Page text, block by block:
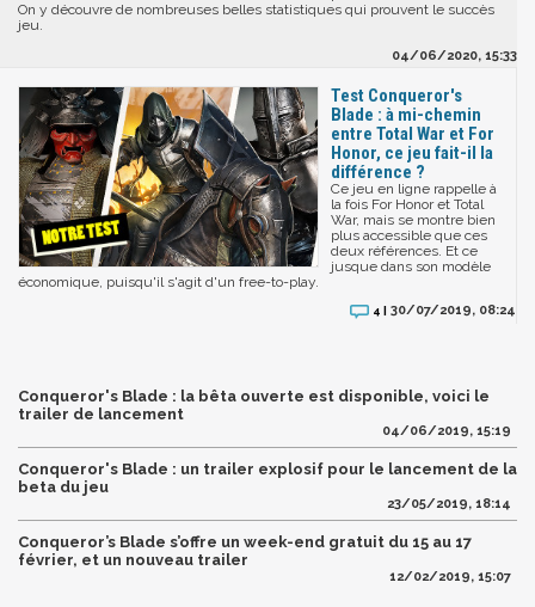
On y découvre de nombreuses belles statistiques qui prouvent le succès
jeu.
04/06/2020, 15:33
Test Conqueror's
Blade : à mi-chemin
entre Total War et For
Honor, ce jeu fait-il la
différence ?
Ce jeu en ligne rappelle à
la fois For Honor et Total
War, mais se montre bien
plus accessible que ces
deux références. Et ce
jusque dans son modèle
économique, puisqu'il s'agit d'un free-to-play.
4 | 30/07/2019, 08:24
Conqueror's Blade : la bêta ouverte est disponible, voici le
trailer de lancement
04/06/2019, 15:19
Conqueror's Blade : un trailer explosif pour le lancement de la
beta du jeu
23/05/2019, 18:14
Conqueror’s Blade s’offre un week-end gratuit du 15 au 17
février, et un nouveau trailer
12/02/2019, 15:07